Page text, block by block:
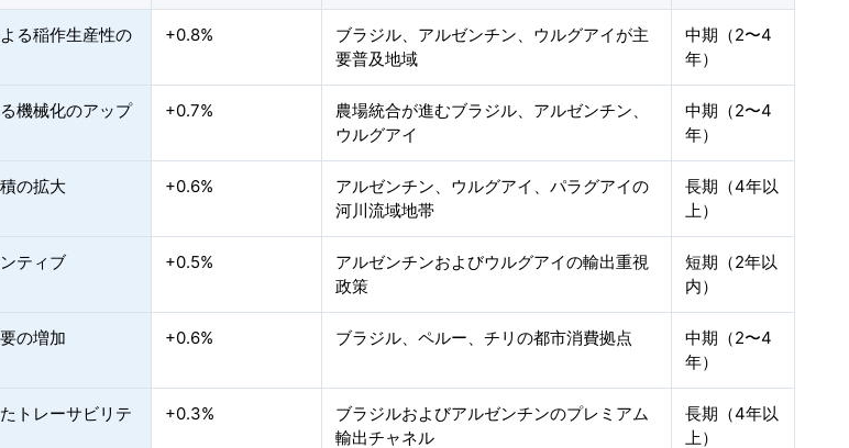
る稲作生産性の
+0.8%
ブラジル、アルゼンチン、ウルグアイが主
要普及地域
中期（2〜4
年）
機械化のアップ
+0.7%
農場統合が進むブラジル、アルゼンチン、
ウルグアイ
中期（2〜4
年）
の拡大 +0.6%
アルゼンチン、ウルグアイ、パラグアイの
河川流域地帯
長期（4年以
上）
ティブ +0.5%
アルゼンチンおよびウルグアイの輸出重視
政策
短期（2年以
内）
の増加 +0.6% ブラジル、ペルー、チリの都市消費拠点
中期（2〜4
年）
トレーサビリテ
+0.3%
ブラジルおよびアルゼンチンのプレミアム
輸出チャネル
長期（4年以
上）